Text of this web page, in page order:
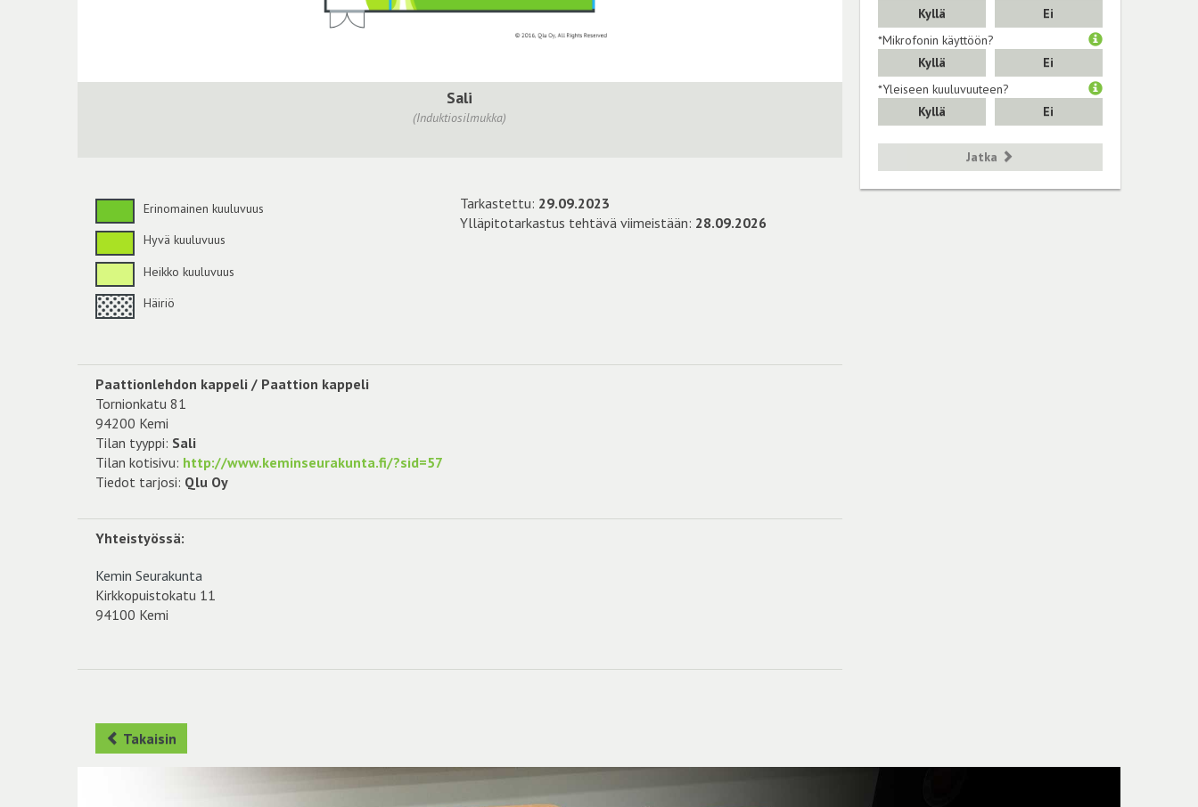
Sali
(Induktiosilmukka)
Erinomainen kuuluvuus
Hyvä kuuluvuus
Heikko kuuluvuus
Häiriö
Tarkastettu: 29.09.2023
Ylläpitotarkastus tehtävä viimeistään: 28.09.2026
Paattionlehdon kappeli / Paattion kappeli
Tornionkatu 81
94200 Kemi
Tilan tyyppi: Sali
Tilan kotisivu: http://www.keminseurakunta.fi/?sid=57
Tiedot tarjosi: Qlu Oy
Yhteistyössä:
Kemin Seurakunta
Kirkkopuistokatu 11
94100 Kemi
Kyllä
Ei
*Mikrofonin käyttöön?
Kyllä
Ei
*Yleiseen kuuluvuuteen?
Kyllä
Ei
Jatka
Takaisin